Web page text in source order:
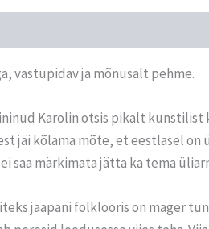
vastupidav ja mõnusalt pehme.
Karolin otsis pikalt kunstilist
jäi kõlama mõte, et eestlasel
saa märkimata jätta ka tema
jaapani folklooris on mäger